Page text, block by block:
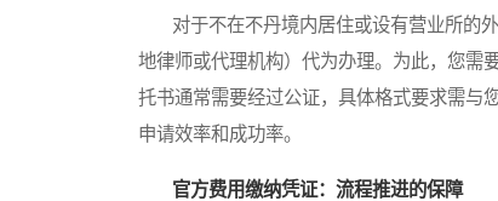
对于不在不丹境内居住或设有营业所的外
地律师或代理机构）代为办理。为此，您需
托书通常需要经过公证，具体格式要求需与
申请效率和成功率。
官方费用缴纳凭证：流程推进的保障